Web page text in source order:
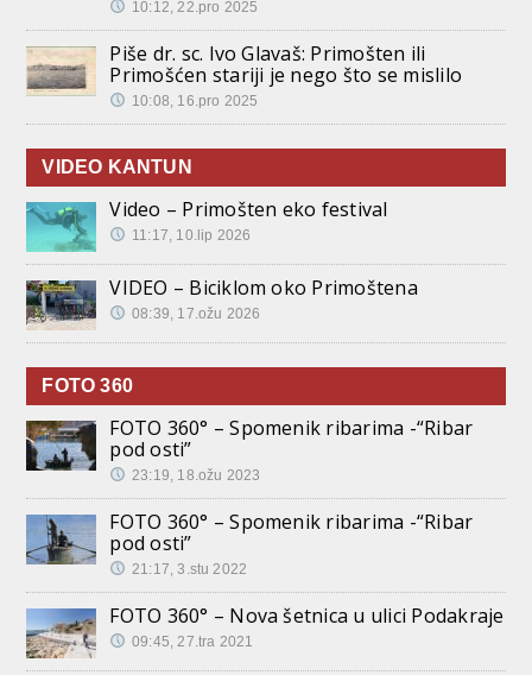
10:12, 22.pro 2025
Piše dr. sc. Ivo Glavaš: Primošten ili
Primošćen stariji je nego što se mislilo
10:08, 16.pro 2025
VIDEO KANTUN
Video – Primošten eko festival
11:17, 10.lip 2026
VIDEO – Biciklom oko Primoštena
08:39, 17.ožu 2026
FOTO 360
FOTO 360° – Spomenik ribarima -“Ribar
pod osti”
23:19, 18.ožu 2023
FOTO 360° – Spomenik ribarima -“Ribar
pod osti”
21:17, 3.stu 2022
FOTO 360° – Nova šetnica u ulici Podakraje
09:45, 27.tra 2021